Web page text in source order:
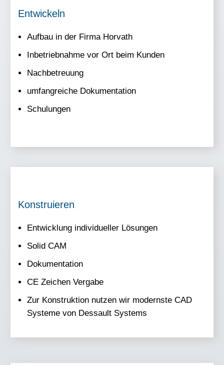
Entwickeln
Aufbau in der Firma Horvath​
Inbetriebnahme vor Ort beim Kunden​
Nachbetreuung​
umfangreiche Dokumentation​
Schulungen​
Konstruieren
Entwicklung individueller Lösungen​
Solid CAM​
Dokumentation​
CE Zeichen Vergabe​
Zur Konstruktion nutzen wir modernste CAD
Systeme von Dessault Systems